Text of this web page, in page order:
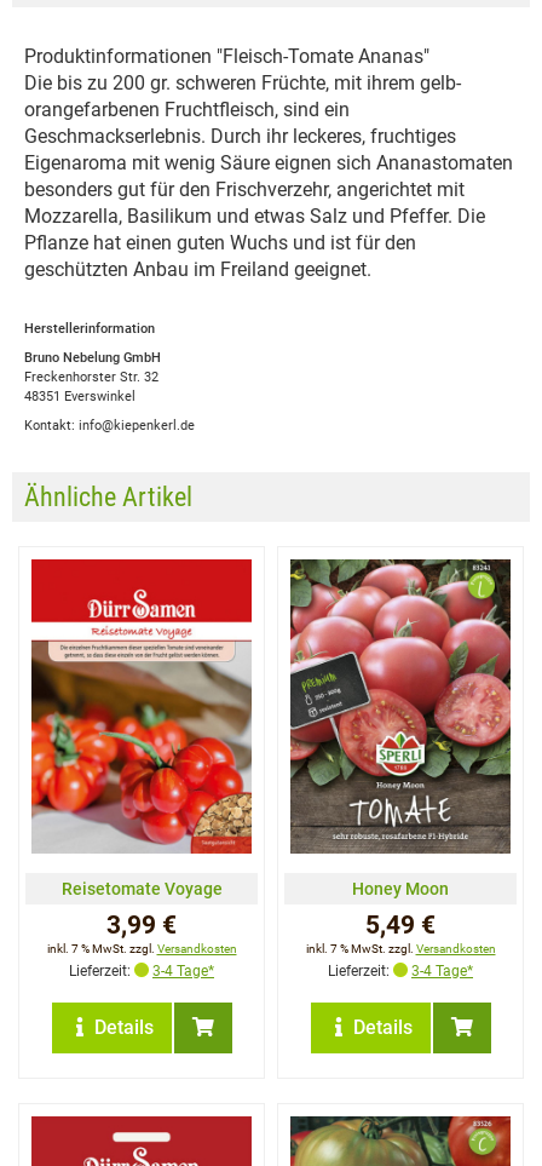
Produktinformationen "Fleisch-Tomate Ananas"
Die bis zu 200 gr. schweren Früchte, mit ihrem gelb-
orangefarbenen Fruchtfleisch, sind ein
Geschmackserlebnis. Durch ihr leckeres, fruchtiges
Eigenaroma mit wenig Säure eignen sich Ananastomaten
besonders gut für den Frischverzehr, angerichtet mit
Mozzarella, Basilikum und etwas Salz und Pfeffer. Die
Pflanze hat einen guten Wuchs und ist für den
geschützten Anbau im Freiland geeignet.
Herstellerinformation
Bruno Nebelung GmbH
Freckenhorster Str. 32
48351 Everswinkel
Kontakt: info@kiepenkerl.de
Ähnliche Artikel
Reisetomate Voyage
3,99 €
inkl. 7 % MwSt. zzgl. Versandkosten
Lieferzeit: 3-4 Tage*
Details
Honey Moon
5,49 €
inkl. 7 % MwSt. zzgl. Versandkosten
Lieferzeit: 3-4 Tage*
Details